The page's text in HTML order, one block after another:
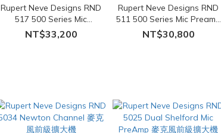
Rupert Neve Designs RND
517 500 Series Mic
Pre/DI/Comp 麥克風前級擴大
NT$33,200
Rupert Neve Designs RND
511 500 Series Mic Preamp
麥克風前級擴大機
NT$30,800